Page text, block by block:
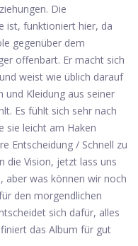
Die
ist, funktioniert hier, da
gegenüber dem
offenbart. Er macht sich
weist wie üblich darauf
und Kleidung aus seiner
Es fühlt sich sehr nach
sie leicht am Haken
Entscheidung / Schnell zu
die Vision, jetzt lass uns
aber was können wir noch
den morgendlichen
sich dafür, alles
das Album für gut